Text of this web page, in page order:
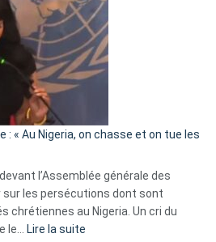
exulte
« Zemmour
a
tout
parle
ses
tripes »
: « Au Nigeria, on chasse et on tue les
l’Assemblée générale des
sur les persécutions dont sont
chrétiennes au Nigeria. Un cri du
le… Lire la suite